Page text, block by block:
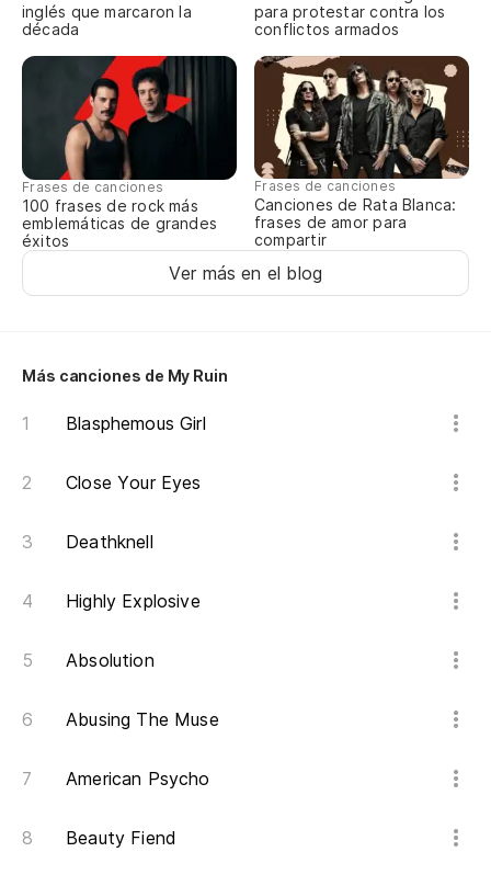
inglés que marcaron la
década
para protestar contra los
conflictos armados
Frases de canciones
100 frases de rock más
emblemáticas de grandes
éxitos
Frases de canciones
Canciones de Rata Blanca:
frases de amor para
compartir
Ver más en el blog
Más canciones de My Ruin
Blasphemous Girl
Close Your Eyes
Deathknell
Highly Explosive
Absolution
Abusing The Muse
American Psycho
Beauty Fiend